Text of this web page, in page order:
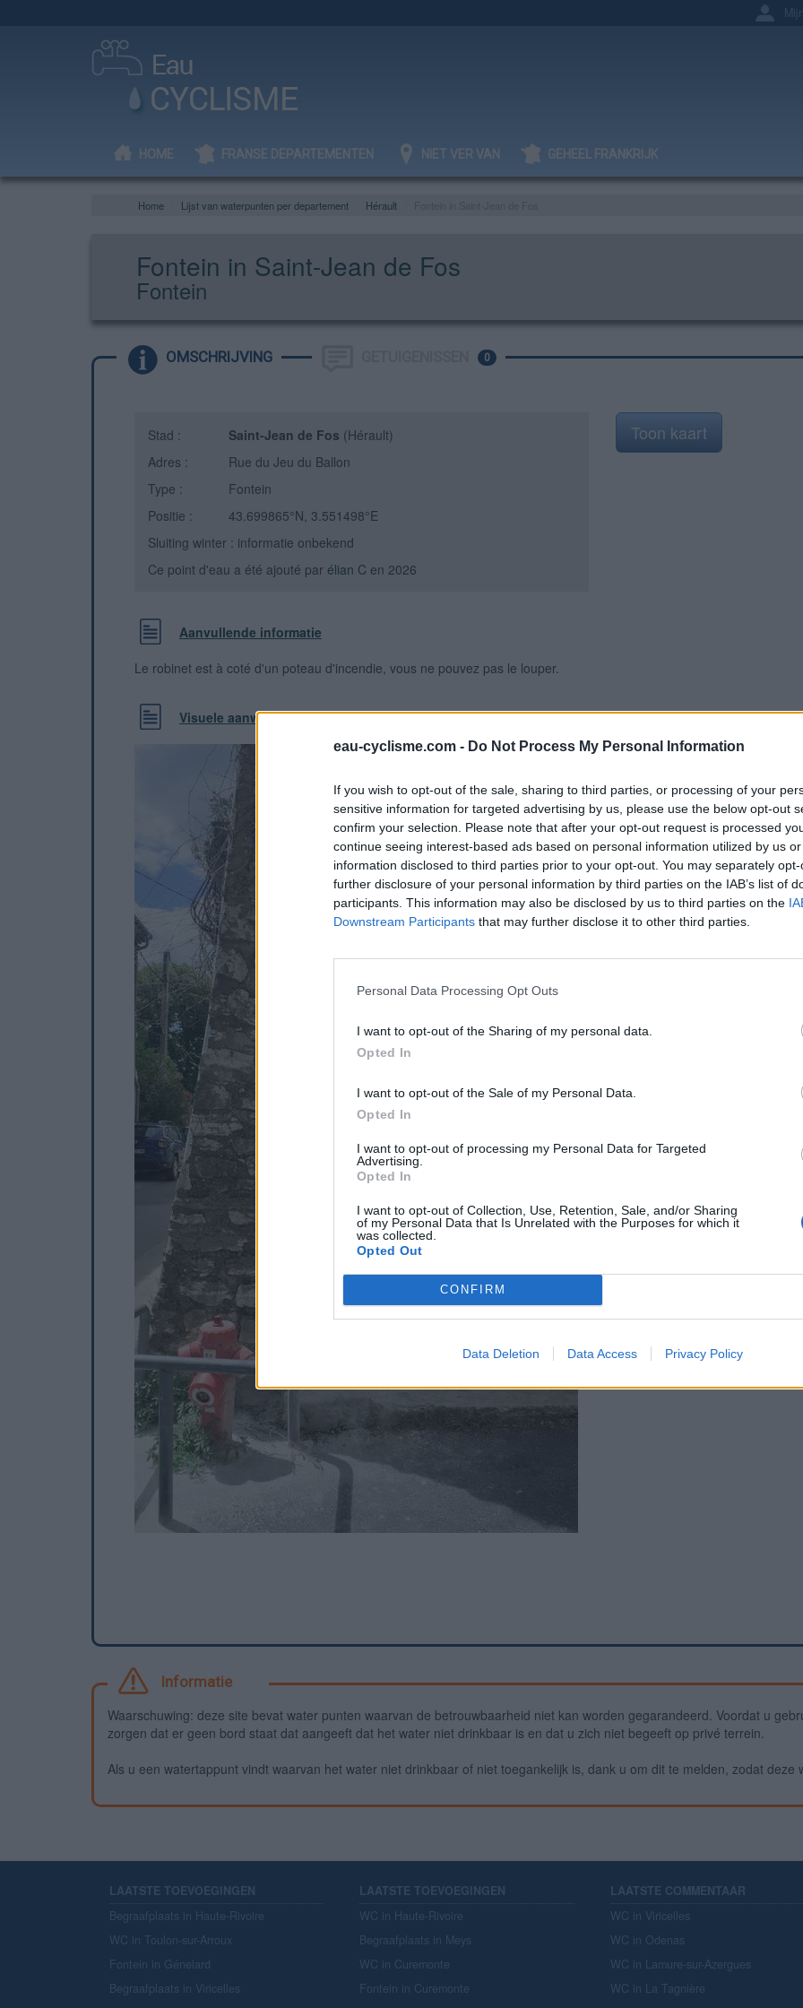
eau-cyclisme.com - Do Not Process My Personal Information
If you wish to opt-out of the sale, sharing to third parties, or processing of your
sensitive information for targeted advertising by us, please use the below opt-out
confirm your selection. Please note that after your opt-out request is processed
continue seeing interest-based ads based on personal information utilized by us
information disclosed to third parties prior to your opt-out. You may separately
further disclosure of your personal information by third parties on the IAB’s list of
participants. This information may also be disclosed by us to third parties on the
Downstream Participants that may further disclose it to other third parties.
Personal Data Processing Opt Outs
I want to opt-out of the Sharing of my personal data.
Opted In
I want to opt-out of the Sale of my Personal Data.
Opted In
I want to opt-out of processing my Personal Data for Targeted
Advertising.
Opted In
I want to opt-out of Collection, Use, Retention, Sale, and/or Sharing
of my Personal Data that Is Unrelated with the Purposes for which it
was collected.
Opted Out
CONFIRM
Data Deletion Data Access Privacy Policy
HOME FRANSE DEPARTEMENTEN NIET VER VAN GEHEEL FRANKRIJK
Home Lijst van waterpunten per departement Hérault
Fontein in Saint-Jean de Fos
Fontein
OMSCHRIJVING 0
Stad : Saint-Jean de Fos (Hérault)
Adres :
Rue du Jeu du Ballon
Type :
Fontein
Positie :
43.699865°N, 3.551498°E
Sluiting winter : informatie onbekend
Ce point d'eau a été ajouté par élian C en 2026
Aanvullende informatie
Le robinet est à coté d'un poteau d'incendie, vous ne pouvez pas le louper.
Visuele aanwijzingen
Toon kaart
Meld een fout
Informatie
Waarschuwing: deze site bevat water punten waarvan de betrouwbaarheid niet kan worden gegarandeerd. Voordat u
zorgen dat er geen bord staat dat aangeeft dat het water niet drinkbaar is en dat u zich niet begeeft op privé terrein.
Als u een watertappunt vindt waarvan het water niet drinkbaar of niet toegankelijk is, dank u om dit te melden, zodat deze
LAATSTE TOEVOEGINGEN
Begraafplaats in Haute-Rivoire
WC in Toulon-sur-Arroux
Fontein in Génelard
Begraafplaats in Viricelles
LAATSTE TOEVOEGINGEN
WC in Haute-Rivoire
Begraafplaats in Meys
WC in Curemonte
Fontein in Curemonte
LAATSTE COMMENTAAR
WC in Viricelles
WC in Odenas
WC in Lamure-sur-Azergues
WC in La Tagnière